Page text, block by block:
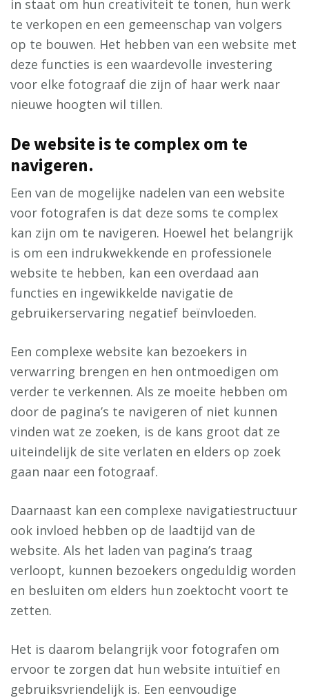
in staat om hun creativiteit te tonen, hun werk
te verkopen en een gemeenschap van volgers
op te bouwen. Het hebben van een website met
deze functies is een waardevolle investering
voor elke fotograaf die zijn of haar werk naar
nieuwe hoogten wil tillen.
De website is te complex om te
navigeren.
Een van de mogelijke nadelen van een website
voor fotografen is dat deze soms te complex
kan zijn om te navigeren. Hoewel het belangrijk
is om een indrukwekkende en professionele
website te hebben, kan een overdaad aan
functies en ingewikkelde navigatie de
gebruikerservaring negatief beïnvloeden.
Een complexe website kan bezoekers in
verwarring brengen en hen ontmoedigen om
verder te verkennen. Als ze moeite hebben om
door de pagina’s te navigeren of niet kunnen
vinden wat ze zoeken, is de kans groot dat ze
uiteindelijk de site verlaten en elders op zoek
gaan naar een fotograaf.
Daarnaast kan een complexe navigatiestructuur
ook invloed hebben op de laadtijd van de
website. Als het laden van pagina’s traag
verloopt, kunnen bezoekers ongeduldig worden
en besluiten om elders hun zoektocht voort te
zetten.
Het is daarom belangrijk voor fotografen om
ervoor te zorgen dat hun website intuïtief en
gebruiksvriendelijk is. Een eenvoudige